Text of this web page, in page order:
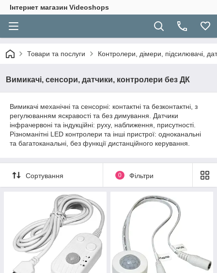
Інтернет магазин Videoshops
Товари та послуги Контролери, дімери, підсилювачі,
Вимикачі, сенсори, датчики, контролери без ДК
Вимикачі механічні та сенсорні: контактні та безконтактні, з
регулюванням яскравості та без димування. Датчики
інфрачервоні та індукційні: руху, наближення, присутності.
Різноманітні LED контролери та інші пристрої: одноканальні
та багатоканальні, без функції дистанційного керування.
Сортування 0 Фільтри